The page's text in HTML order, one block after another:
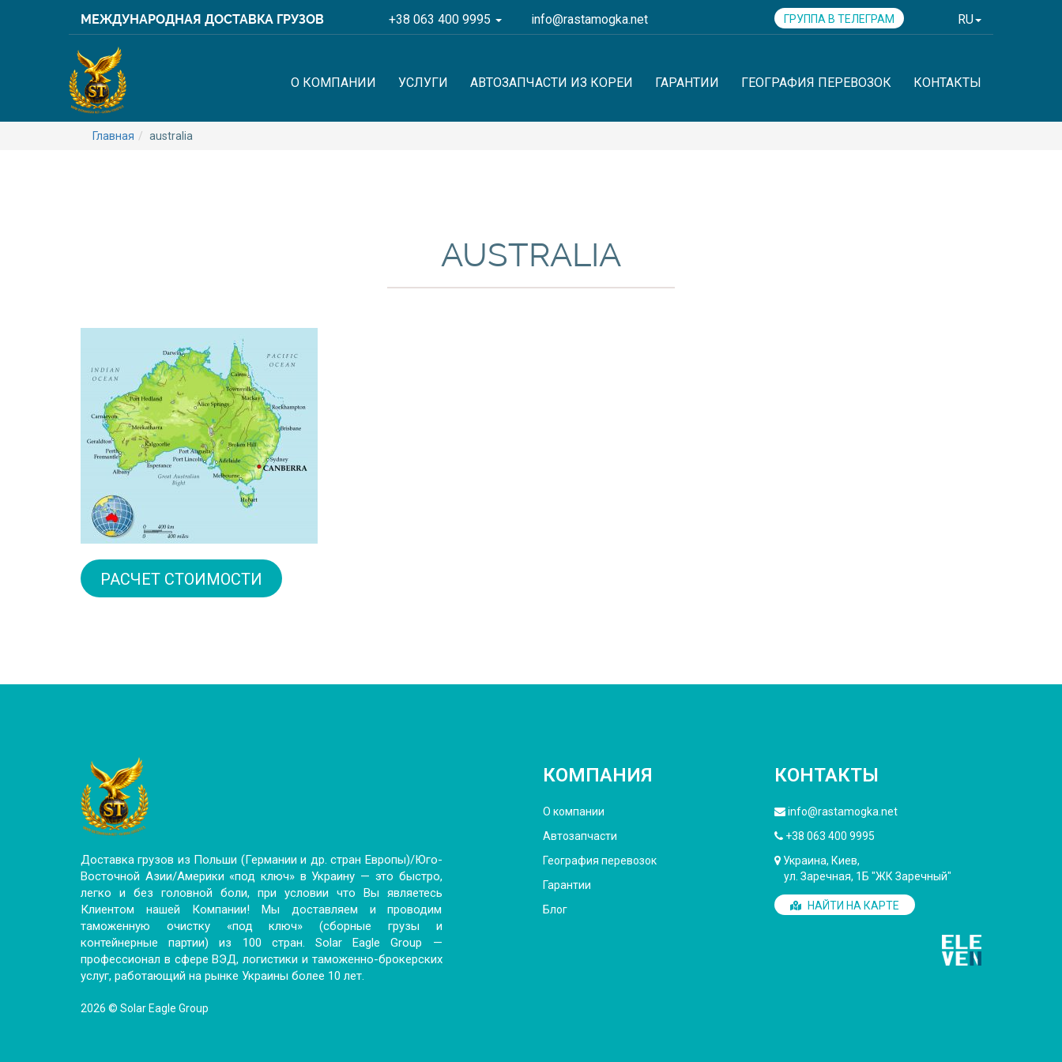
МЕЖДУНАРОДНАЯ ДОСТАВКА ГРУЗОВ +38 063 400 9995 info@rastamogka.net ГРУППА В ТЕЛЕГРАМ RU
О КОМПАНИИ УСЛУГИ АВТОЗАПЧАСТИ ИЗ КОРЕИ ГАРАНТИИ ГЕОГРАФИЯ ПЕРЕВОЗОК КОНТАКТЫ
Главная australia
AUSTRALIA
РАСЧЕТ СТОИМОСТИ
Доставка грузов из Польши (Германии и др. стран Европы)/Юго-
Восточной Азии/Америки «под ключ» в Украину — это быстро,
легко и без головной боли, при условии что Вы являетесь
Клиентом нашей Компании! Мы доставляем и проводим
таможенную очистку «под ключ» (сборные грузы и
контейнерные партии) из 100 стран. Solar Eagle Group —
профессионал в сфере ВЭД, логистики и таможенно-брокерских
услуг, работающий на рынке Украины более 10 лет.
2026 © Solar Eagle Group
КОМПАНИЯ
О компании
Автозапчасти
География перевозок
Гарантии
Блог
КОНТАКТЫ
info@rastamogka.net
+38 063 400 9995
Украина, Киев,
ул. Заречная, 1Б "ЖК Заречный"
НАЙТИ НА КАРТЕ